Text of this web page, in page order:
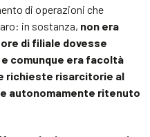
di operazioni che
in sostanza, non era
di filiale dovesse
comunque era facoltà
richieste risarcitorie al
autonomamente ritenuto